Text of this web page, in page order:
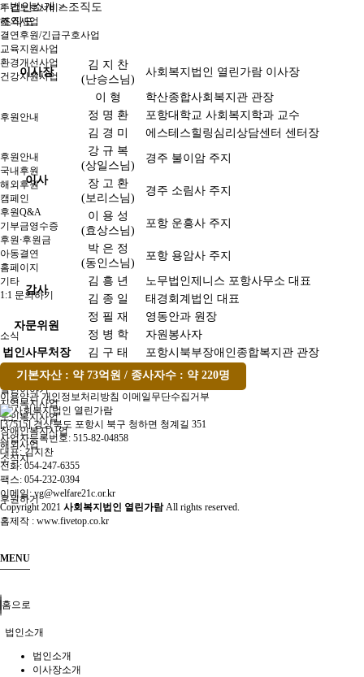
주간보호서비스
해외사업
결연후원/긴급구호사업
교육지원사업
환경개선사업
건강지원사업
후원안내
후원안내
국내후원
해외후원
캠페인
후원Q&A
기부금영수증
후원ᐧ후원금
아동결연
홈페이지
기타
1:1 문의하기
소식
공지사항
열린이야기
지역복지사업
노인복지사업
장애인복지사업
해외사업
소식지
후원하기
> 법인소개 > 조직도
조직도
이사장
김 지 찬
(난승스님)
사회복지법인 열린가람 이사장
이사
이 형
학산종합사회복지관 관장
정 명 환
포항대학교 사회복지학과 교수
김 경 미
에스테스힐링심리상담센터 센터장
강 규 복
(상일스님)
경주 불이암 주지
장 고 환
(보리스님)
경주 소림사 주지
이 용 성
(효상스님)
포항 운흥사 주지
박 은 정
(동인스님)
포항 용암사 주지
감사
김 흥 년
노무법인제니스 포항사무소 대표
김 종 일
태경회계법인 대표
자문위원
정 필 재
영동안과 원장
정 병 학
자원봉사자
법인사무처장
김 구 태
포항시북부장애인종합복지관 관장
기본자산 : 약 73억원 / 종사자수 : 약 220명
이용약관 개인정보처리방침 이메일무단수집거부
[37515] 경상북도 포항시 북구 청하면 청계길 351
사업자등록번호: 515-82-04858
대표: 김지찬
전화: 054-247-6355
팩스: 054-232-0394
이메일: yg@welfare21c.or.kr
Copyright2021 사회복지법인 열린가람All rights reserved.
홈제작 : www.fivetop.co.kr
MENU
홈으로
법인소개
법인소개
이사장소개